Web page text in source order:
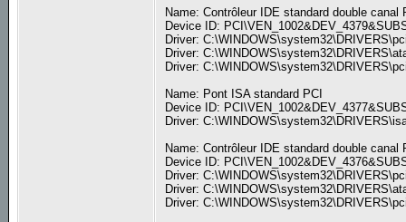
Name: Contrôleur IDE standard double canal
Device ID:
Driver:
Driver:
Driver:
Name: Pont ISA standard PCI
Device ID:
Driver:
Name: Contrôleur IDE standard double canal
Device ID:
Driver:
Driver:
Driver: